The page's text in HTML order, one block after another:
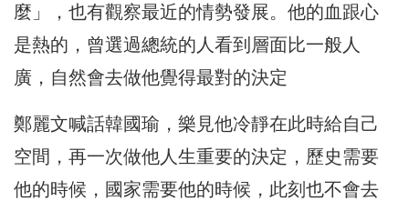
麼」，也有觀察最近的情勢發展。他的血跟心
是熱的，曾選過總統的人看到層面比一般人
廣，自然會去做他覺得最對的決定
鄭麗文喊話韓國瑜，樂見他冷靜在此時給自己
空間，再一次做他人生重要的決定，歷史需要
他的時候，國家需要他的時候，此刻也不會去